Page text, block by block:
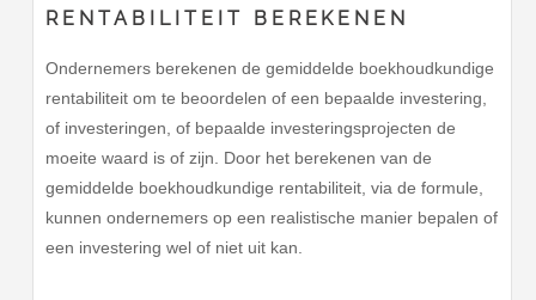
RENTABILITEIT BEREKENEN
Ondernemers berekenen de gemiddelde boekhoudkundige
rentabiliteit om te beoordelen of een bepaalde investering,
of investeringen, of bepaalde investeringsprojecten de
moeite waard is of zijn. Door het berekenen van de
gemiddelde boekhoudkundige rentabiliteit, via de formule,
kunnen ondernemers op een realistische manier bepalen of
een investering wel of niet uit kan.